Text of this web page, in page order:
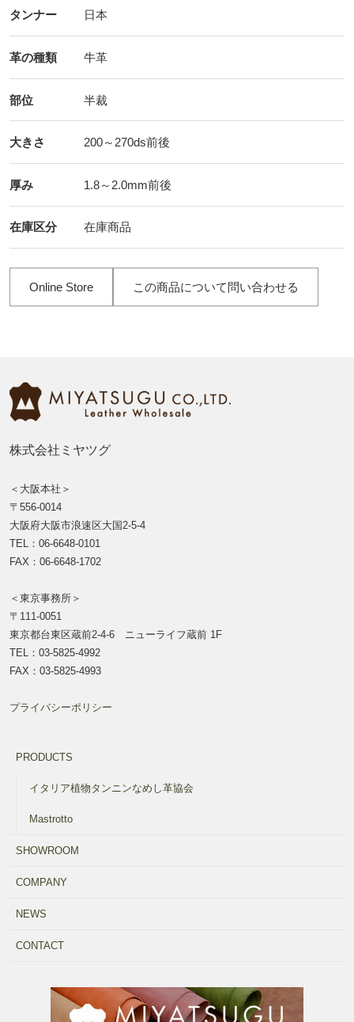
タンナー 日本
革の種類 牛革
部位 半裁
大きさ 200～270ds前後
厚み 1.8～2.0mm前後
在庫区分 在庫商品
Online Store この商品について問い合わせる
株式会社ミヤツグ
＜大阪本社＞
〒556-0014
大阪府大阪市浪速区大国2-5-4
TEL：06-6648-0101
FAX：06-6648-1702
＜東京事務所＞
〒111-0051
東京都台東区蔵前2-4-6 ニューライフ蔵前 1F
TEL：03-5825-4992
FAX：03-5825-4993
プライバシーポリシー
PRODUCTS
イタリア植物タンニンなめし革協会
Mastrotto
SHOWROOM
COMPANY
NEWS
CONTACT